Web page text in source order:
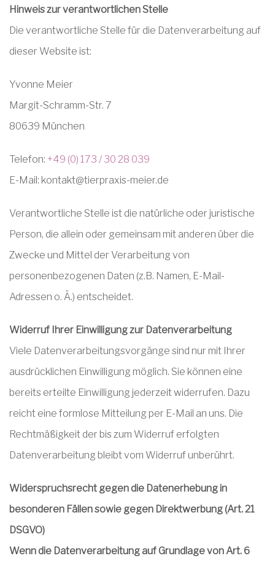
Hinweis zur verantwortlichen Stelle
Die verantwortliche Stelle für die Datenverarbeitung auf
dieser Website ist:
Yvonne Meier
Margit-Schramm-Str. 7
80639 München
Telefon: +49 (0) 173 / 30 28 039
E-Mail: kontakt@tierpraxis-meier.de
Verantwortliche Stelle ist die natürliche oder juristische
Person, die allein oder gemeinsam mit anderen über die
Zwecke und Mittel der Verarbeitung von
personenbezogenen Daten (z.B. Namen, E-Mail-
Adressen o. Ä.) entscheidet.
Widerruf Ihrer Einwilligung zur Datenverarbeitung
Viele Datenverarbeitungsvorgänge sind nur mit Ihrer
ausdrücklichen Einwilligung möglich. Sie können eine
bereits erteilte Einwilligung jederzeit widerrufen. Dazu
reicht eine formlose Mitteilung per E-Mail an uns. Die
Rechtmäßigkeit der bis zum Widerruf erfolgten
Datenverarbeitung bleibt vom Widerruf unberührt.
Widerspruchsrecht gegen die Datenerhebung in
besonderen Fällen sowie gegen Direktwerbung (Art. 21
DSGVO)
Wenn die Datenverarbeitung auf Grundlage von Art. 6